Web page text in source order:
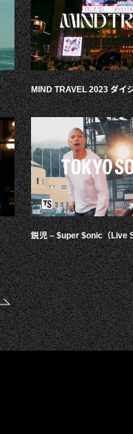
MIND TRAVEL 2023 ダイ
鋭児 – $uper $onic（Live